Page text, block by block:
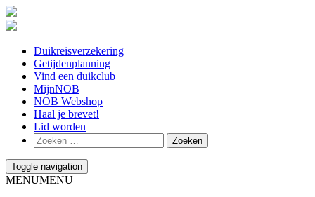
Duikreisverzekering
Getijdenplanning
Vind een duikclub
MijnNOB
NOB Webshop
Haal je brevet!
Lid worden
Toggle navigation
MENUMENU